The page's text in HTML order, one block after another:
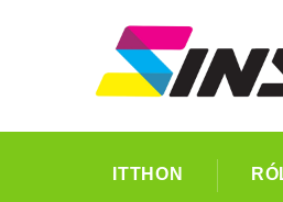
ITTHON